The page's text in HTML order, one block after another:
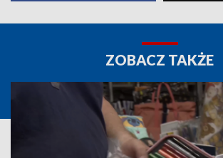
ZOBACZ TAKŻE